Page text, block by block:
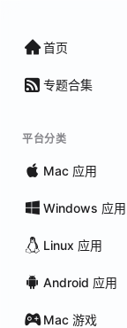
首页
专题合集
平台分类
Mac 应用
Windows 应用
Linux 应用
Android 应用
Mac 游戏